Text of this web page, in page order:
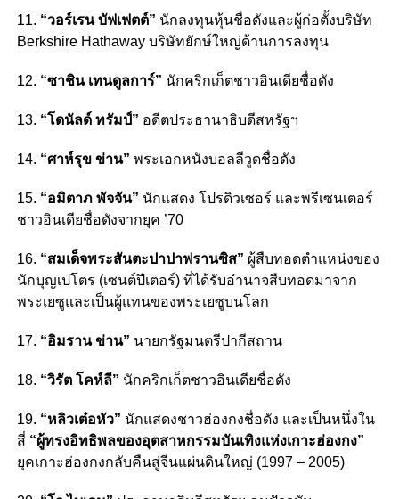
11. “วอร์เรน บัฟเฟตต์” นักลงทุนหุ้นชื่อดังและผู้ก่อตั้งบริษัท
Berkshire Hathaway บริษัทยักษ์ใหญ่ด้านการลงทุน
12. “ซาชิน เทนดูลการ์” นักคริกเก็ตชาวอินเดียชื่อดัง
13. “โดนัลด์ ทรัมป์” อดีตประธานาธิบดีสหรัฐฯ
14. “ศาห์รุข ข่าน” พระเอกหนังบอลลีวูดชื่อดัง
15. “อมิตาภ พัจจัน” นักแสดง โปรดิวเซอร์ และพรีเซนเตอร์
ชาวอินเดียชื่อดังจากยุค ’70
16. “สมเด็จพระสันตะปาปาฟรานซิส” ผู้สืบทอดตำแหน่งของ
นักบุญเปโตร (เซนต์ปีเตอร์) ที่ได้รับอำนาจสืบทอดมาจาก
พระเยซูและเป็นผู้แทนของพระเยซูบนโลก
17. “อิมราน ข่าน” นายกรัฐมนตรีปากีสถาน
18. “วิรัต โคห์ลี” นักคริกเก็ตชาวอินเดียชื่อดัง
19. “หลิวเต๋อหัว” นักแสดงชาวฮ่องกงชื่อดัง และเป็นหนึ่งใน
สี่ “ผู้ทรงอิทธิพลของอุตสาหกรรมบันเทิงแห่งเกาะฮ่องกง”
ยุคเกาะฮ่องกงกลับคืนสู่จีนแผ่นดินใหญ่ (1997 – 2005)